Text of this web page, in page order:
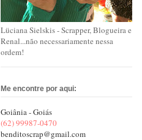
Lüciana Sielskis - Scrapper, Blogueira e
Renal...não necessariamente nessa
ordem!
Me encontre por aqui:
Goiânia - Goiás
(62) 99987-0470
benditoscrap@gmail.com